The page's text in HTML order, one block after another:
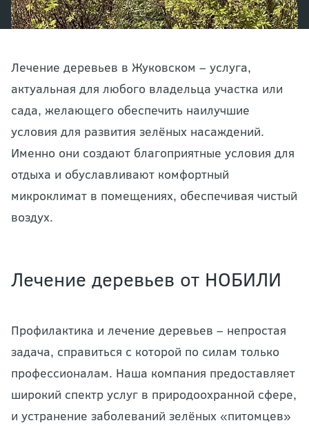
Лечение деревьев в Жуковском – услуга,
актуальная для любого владельца участка или
сада, желающего обеспечить наилучшие
условия для развития зелёных насаждений.
Именно они создают благоприятные условия для
отдыха и обуславливают комфортный
микроклимат в помещениях, обеспечивая чистый
воздух.
Лечение деревьев от НОБИЛИ
Профилактика и лечение деревьев – непростая
задача, справиться с которой по силам только
профессионалам. Наша компания предоставляет
широкий спектр услуг в природоохранной сфере,
и устранение заболеваний зелёных «питомцев»